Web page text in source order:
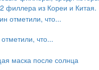
филлера из Кореи и Китая.
что...
маска после солнца